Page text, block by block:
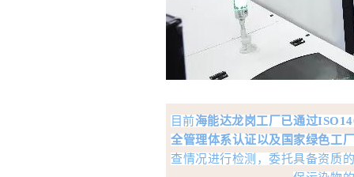
目前海能达龙岗工厂已通过
全管理体系认证以及国家绿色工
查情况进行检测，委托具备资质